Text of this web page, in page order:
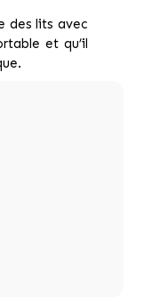
des lits avec
et qu’il